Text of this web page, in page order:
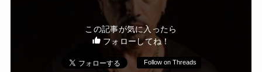
この記事が気に入ったら
フォローしてね！
Follow on Threads